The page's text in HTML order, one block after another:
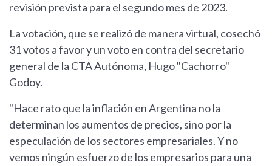
revisión prevista para el segundo mes de 2023.
La votación, que se realizó de manera virtual, cosechó
31 votos a favor y un voto en contra del secretario
general de la CTA Autónoma, Hugo "Cachorro"
Godoy.
"Hace rato que la inflación en Argentina no la
determinan los aumentos de precios, sino por la
especulación de los sectores empresariales. Y no
vemos ningún esfuerzo de los empresarios para una